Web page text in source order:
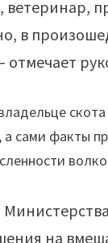
в
сами факты
на